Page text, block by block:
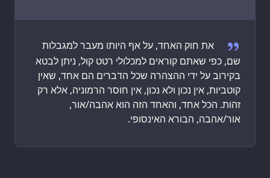
Welcoming Quote
את חוק האחד, על אף היותו מעבר למגבלות
שם, כפי שאתם קוראים למכלולי רטט קול, ניתן לבטא
בקירוב על ידי ההצהרה שכל הדברים הם אחד, שאין
קוטביות, אין נכון ולא נכון, אין חוסר הרמוניה, אלא רק
זהות. הכל אחד, והאחד הזה הוא אהבה/אור,
אור/אהבה, הבורא האינסופי.